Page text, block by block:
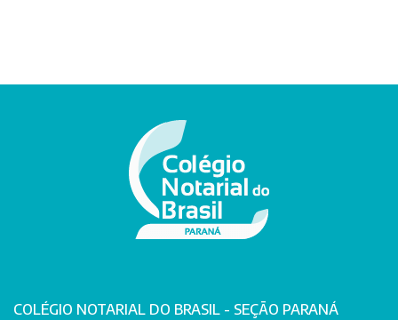
COLÉGIO NOTARIAL DO BRASIL - SEÇÃO PARANÁ